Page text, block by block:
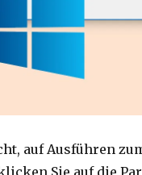
auf Ausführen
Sie auf die